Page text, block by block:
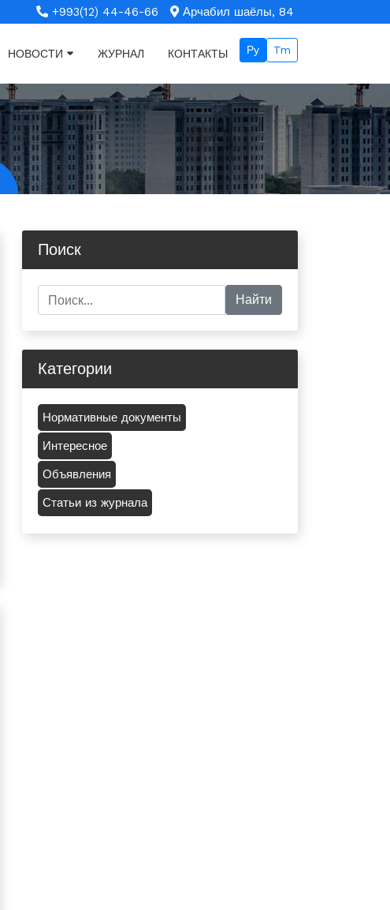
+993(12) 44-46-66 Арчабил шаёлы, 84
НОВОСТИ ЖУРНАЛ КОНТАКТЫ Ру Tm
Поиск
Категории
Нормативные документы
Интересное
Объявления
Статьи из журнала